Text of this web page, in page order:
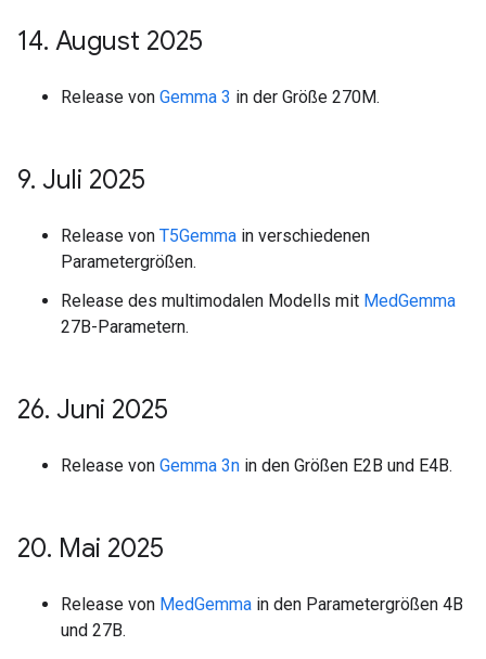
14. August 2025
Release von Gemma 3 in der Größe 270M.
9. Juli 2025
Release von T5Gemma in verschiedenen
Parametergrößen.
Release des multimodalen Modells mit MedGemma
27B-Parametern.
26. Juni 2025
Release von Gemma 3n in den Größen E2B und E4B.
20. Mai 2025
Release von MedGemma in den Parametergrößen 4B
und 27B.